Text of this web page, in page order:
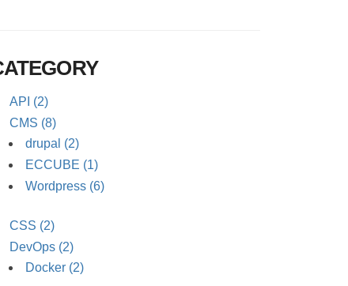
API (2)
CMS (8)
drupal (2)
ECCUBE (1)
Wordpress (6)
CSS (2)
DevOps (2)
Docker (2)